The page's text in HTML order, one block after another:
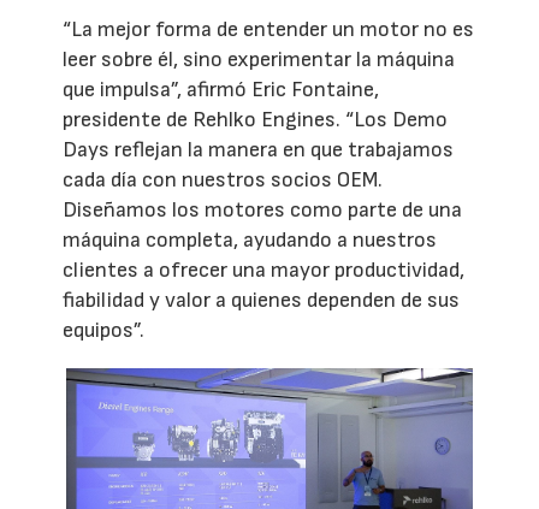
“La mejor forma de entender un motor no es
leer sobre él, sino experimentar la máquina
que impulsa”, afirmó Eric Fontaine,
presidente de Rehlko Engines. “Los Demo
Days reflejan la manera en que trabajamos
cada día con nuestros socios OEM.
Diseñamos los motores como parte de una
máquina completa, ayudando a nuestros
clientes a ofrecer una mayor productividad,
fiabilidad y valor a quienes dependen de sus
equipos”.